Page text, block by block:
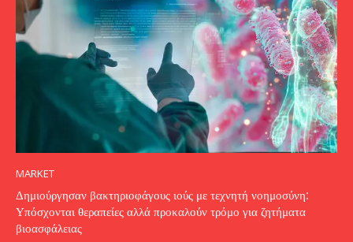
MARKET
Δημιούργησαν βακτηριοφάγους ιούς με τεχνητή νοημοσύνη:
Υπόσχονται θεραπείες αλλά προκαλούν τρόμο για ζητήματα
βιοασφάλειας